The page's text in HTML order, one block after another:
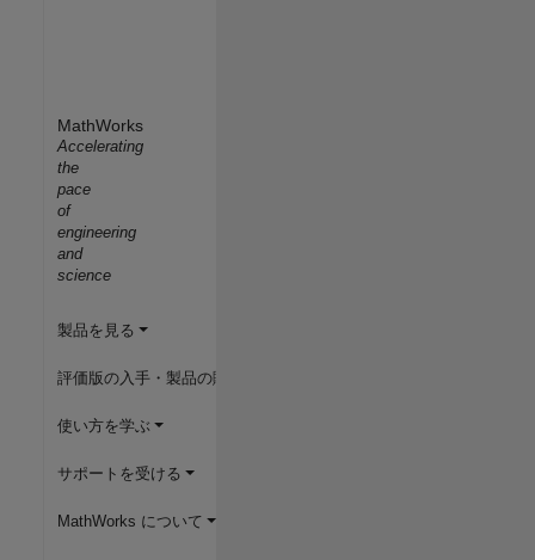
MathWorks
Accelerating
the
pace
of
engineering
and
science
製品を見る
評価版の入手・製品の購入
使い方を学ぶ
サポートを受ける
MathWorks について